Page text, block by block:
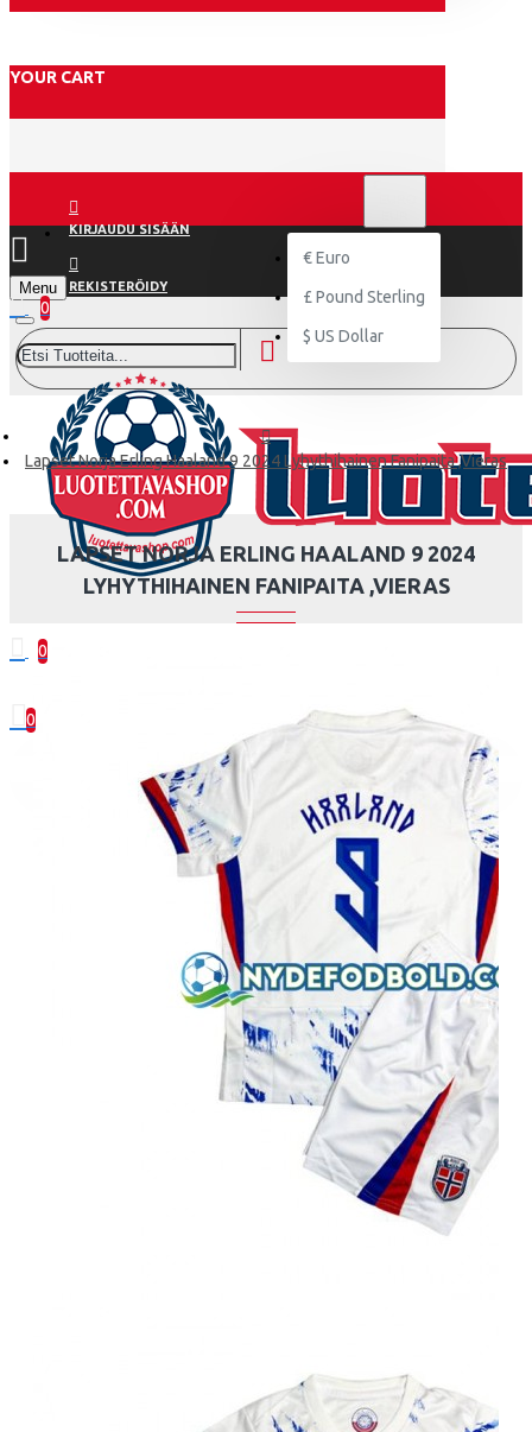
YOUR CART
KIRJAUDU SISÄÄN
REKISTERÖIDY
€ Euro
£ Pound Sterling
$ US Dollar
Menu
0
0
0
Ostoskorisi on tyhjä!
Lapset Norja Erling Haaland 9 2024 Lyhythihainen Fanipaita ,Vieras
LAPSET NORJA ERLING HAALAND 9 2024
LYHYTHIHAINEN FANIPAITA ,VIERAS